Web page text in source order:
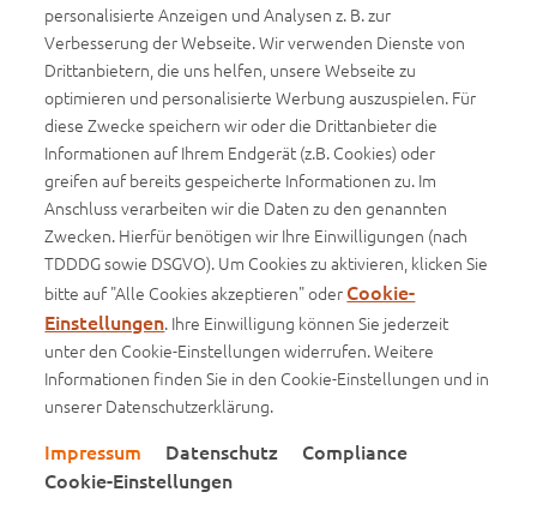
Empfehlen Sie diese Seite gerne weiter
Social Media
Teilen auf facebook
Teilen auf xTeilen auf xing
Teilen auf linkedin
Teilen auf
Impressum
Datenschutz
Compliance
Cookie-Einstellungen
personalisierte Anzeigen und Analysen z. B. zur
Verbesserung der Webseite. Wir verwenden Dienste von
Drittanbietern, die uns helfen, unsere Webseite zu
optimieren und personalisierte Werbung auszuspielen. Für
diese Zwecke speichern wir oder die Drittanbieter die
Informationen auf Ihrem Endgerät (z.B. Cookies) oder
greifen auf bereits gespeicherte Informationen zu. Im
Anschluss verarbeiten wir die Daten zu den genannten
Zwecken. Hierfür benötigen wir Ihre Einwilligungen (nach
TDDDG sowie DSGVO). Um Cookies zu aktivieren, klicken Sie
bitte auf "Alle Cookies akzeptieren" oder Cookie-
Einstellungen. Ihre Einwilligung können Sie jederzeit
unter den Cookie-Einstellungen widerrufen. Weitere
Informationen finden Sie in den Cookie-Einstellungen und in
unserer Datenschutzerklärung.
Impressum Datenschutz
Compliance
Cookie-Einstellungen